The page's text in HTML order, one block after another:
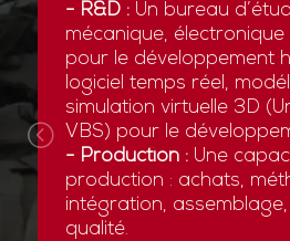
- R&D :Un bureau
mécanique,
pour le développement
logiciel temps réel,
simulation virtuelle 3D
VBS) pour le
- Production :Une
production : achats,
intégration,
qualité.